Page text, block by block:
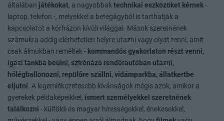
általában játékokat, a nagyobbaktechnikai eszközöket kérnek-
laptop, telefon -, melyekkel a betegágyból is tarthatják a
kapcsolatot a kórházon kívüli világgal. Mások szeretnének
számukra addig elérhetetlen helyre utazni vagy olyat tenni, amit
csak álmukban reméltek - kommandós gyakorlaton részt venni,
igazi tankba beülni, szirénázó rendőrautóban utazni,
hőlégballonozni, repülőre szállni, vidámparkba, állatkertbe
eljutni. A legemlékezetesebb kívánságok mégis azok, amikor a
gyerekek példaképeikkel, ismert személyekkel szeretnének
találkozni - külföldi és magyar hírességekkel, énekesekkel,